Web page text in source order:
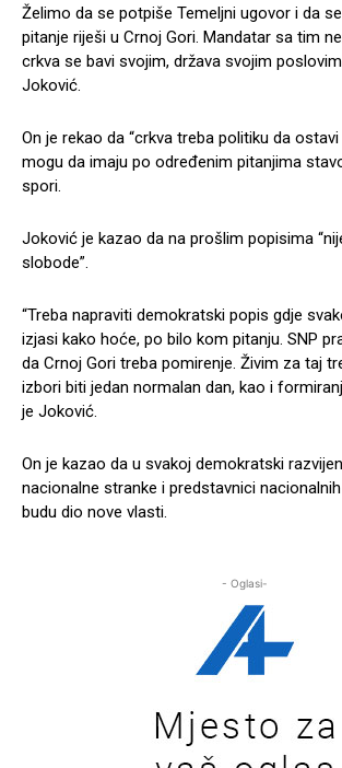
Želimo da se potpiše Temeljni ugovor i da
pitanje riješi u Crnoj Gori. Mandatar sa tim
crkva se bavi svojim, država svojim
Joković.
On je rekao da “crkva treba politiku da
mogu da imaju po određenim pitanjima
spori.
Joković je kazao da na prošlim popisima
slobode”.
“Treba napraviti demokratski popis gdje
izjasi kako hoće, po bilo kom pitanju. SNP
da Crnoj Gori treba pomirenje. Živim za taj
izbori biti jedan normalan dan, kao i
je Joković.
On je kazao da u svakoj demokratski
nacionalne stranke i predstavnici
budu dio nove vlasti.
- Oglasi-